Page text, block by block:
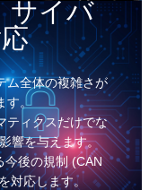
サイバ
ム全体の複雑さが
す。
ティクスだけでな
響を与えます。
今後の規制 (CAN
対応します。